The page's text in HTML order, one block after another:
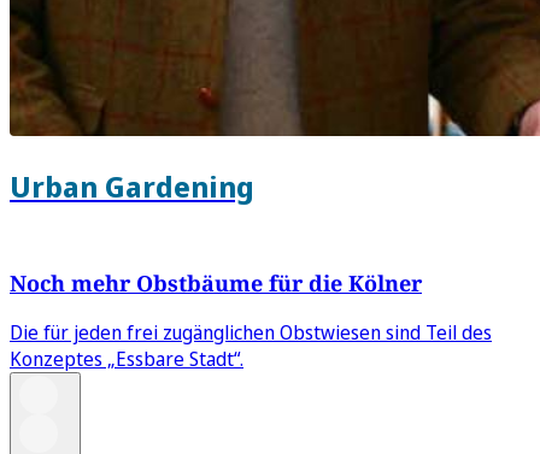
Urban Gardening
Noch mehr Obstbäume für die Kölner
Die für jeden frei zugänglichen Obstwiesen sind Teil des
Konzeptes „Essbare Stadt“.